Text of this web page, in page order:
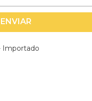
ENVIAR
Importado